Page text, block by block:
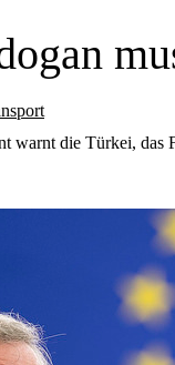
warnt die Türkei, das